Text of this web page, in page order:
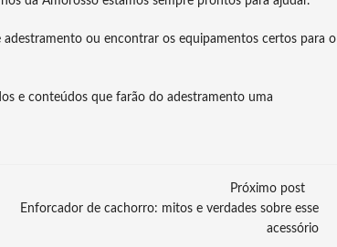
ou encontrar os equipamentos certos para o
e conteúdos que farão do adestramento uma
Próximo post
Enforcador de cachorro: mitos e verdades sobre esse
acessório